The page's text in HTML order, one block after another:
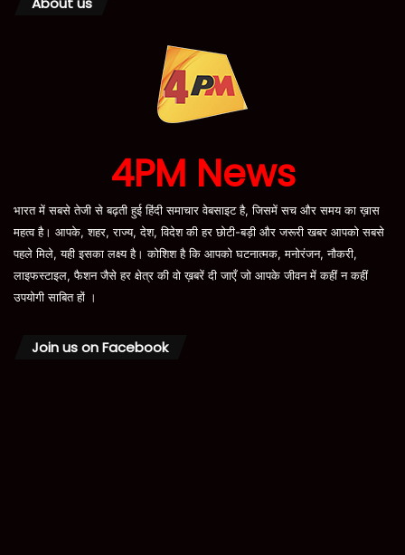
4PM News
भारत में सबसे तेजी से बढ़ती हुई हिंदी समाचार वेबसाइट है, जिसमें सच और समय का ख़ास
महत्व है। आपके, शहर, राज्य, देश, विदेश की हर छोटी-बड़ी और जरूरी खबर आपको सबसे
पहले मिले, यही इसका लक्ष्य है। कोशिश है कि आपको घटनात्मक, मनोरंजन, नौकरी,
लाइफस्टाइल, फैशन जैसे हर क्षेत्र की वो ख़बरें दी जाएँ जो आपके जीवन में कहीं न कहीं
उपयोगी साबित हों ।
Join us on Facebook